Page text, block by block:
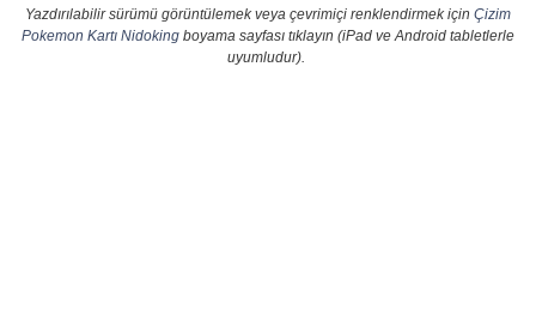
Yazdırılabilir sürümü görüntülemek veya çevrimiçi renklendirmek için Çizim
Pokemon Kartı Nidoking boyama sayfası tıklayın (iPad ve Android tabletlerle
uyumludur).